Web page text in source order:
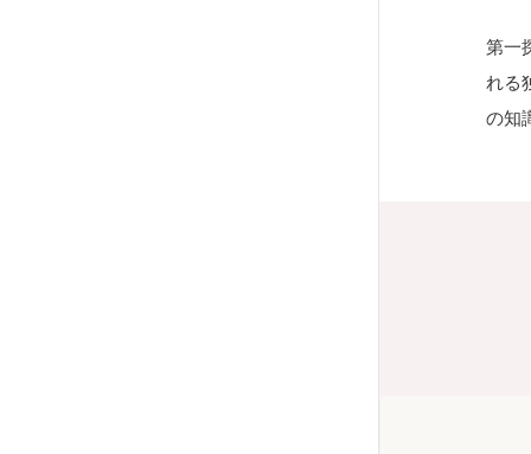
第一
れる
の知